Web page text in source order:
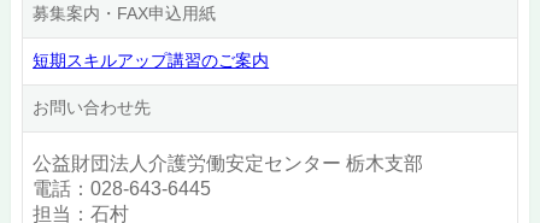
募集案内・FAX申込用紙
短期スキルアップ講習のご案内
お問い合わせ先
公益財団法人介護労働安定センター 栃木支部
電話：028-643-6445
担当：石村